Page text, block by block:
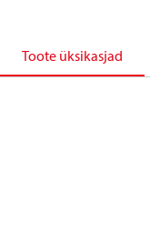
Toote üksikasjad